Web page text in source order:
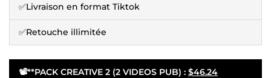
✅Livraison en format Tiktok
✅Retouche illimitée
📽️**PACK CREATIVE 2 (2 VIDEOS PUB) : $46.24